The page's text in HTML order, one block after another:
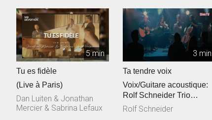
5 min
Tu es fidèle
(Live à Paris)
Dan Luiten & Jonathan
Mercier & Sabrina Lefaux
3 min
Ta tendre voix
Voix/Guitare acoustique:
Rolf Schneider Trio
cordes: Philippe & Jessica
Rolf Schneider